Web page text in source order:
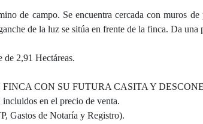
de campo. Se encuentra cercada con muros
de la luz se sitúa en frente de la finca. Da
de 2,91 Hectáreas.
CON SU FUTURA CASITA Y
en el precio de venta.
Gastos de Notaría y Registro).